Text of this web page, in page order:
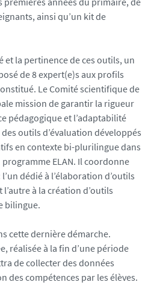
ainsi qu’un kit de
et la pertinence de ces outils, un
de 8 expert(e)s aux profils
Le Comité scientifique de
mission de garantir la rigueur
pédagogique et l’adaptabilité
outils d’évaluation développés
en contexte bi-plurilingue dans
programme ELAN. Il coordonne
dédié à l’élaboration d’outils
à la création d’outils
bilingue.
cette dernière démarche.
réalisée à la fin d’une période
de collecter des données
des compétences par les élèves.